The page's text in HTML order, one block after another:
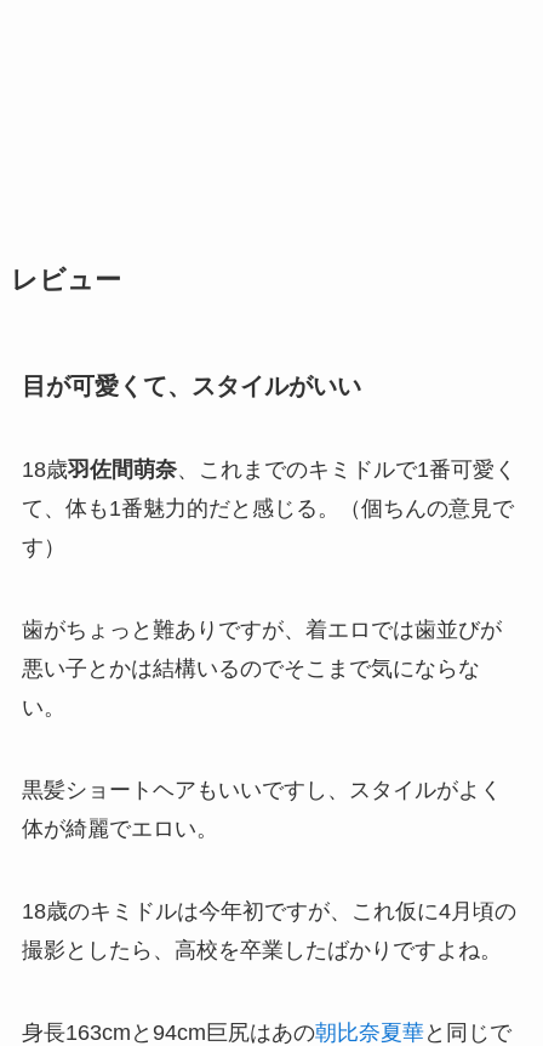
レビュー
目が可愛くて、スタイルがいい
18歳羽佐間萌奈、これまでのキミドルで1番可愛く
て、体も1番魅力的だと感じる。（個ちんの意見で
す）
歯がちょっと難ありですが、着エロでは歯並びが
悪い子とかは結構いるのでそこまで気にならな
い。
黒髪ショートヘアもいいですし、スタイルがよく
体が綺麗でエロい。
18歳のキミドルは今年初ですが、これ仮に4月頃の
撮影としたら、高校を卒業したばかりですよね。
身長163cmと94cm巨尻はあの朝比奈夏華と同じで